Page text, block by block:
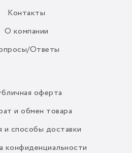
Контакты
О компании
Ответы
оферта
и обмен товара
и способы доставки
конфиденциальности